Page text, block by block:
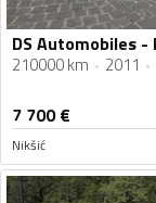
210000 km 2011
7 700€
Nikšić